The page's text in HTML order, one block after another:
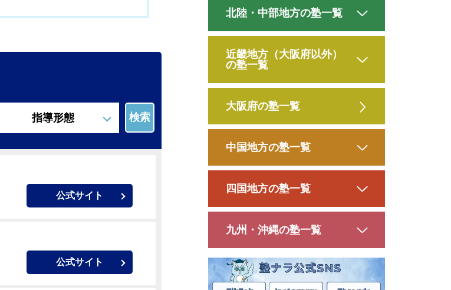
指導形態 検索
公式サイト
公式サイト
北陸・中部地方の塾一覧
近畿地方（大阪府以外）
の塾一覧
大阪府の塾一覧
中国地方の塾一覧
四国地方の塾一覧
九州・沖縄の塾一覧